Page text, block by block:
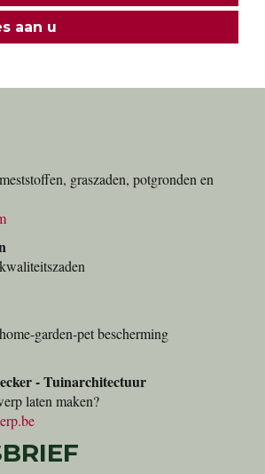
aan u
graszaden, potgronden en
garden-pet bescherming
- Tuinarchitectuur
laten maken?